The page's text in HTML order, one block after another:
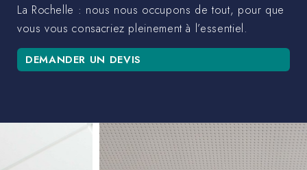
La Rochelle : nous nous occupons de tout, pour que
vous vous consacriez pleinement à l’essentiel.
DEMANDER UN DEVIS